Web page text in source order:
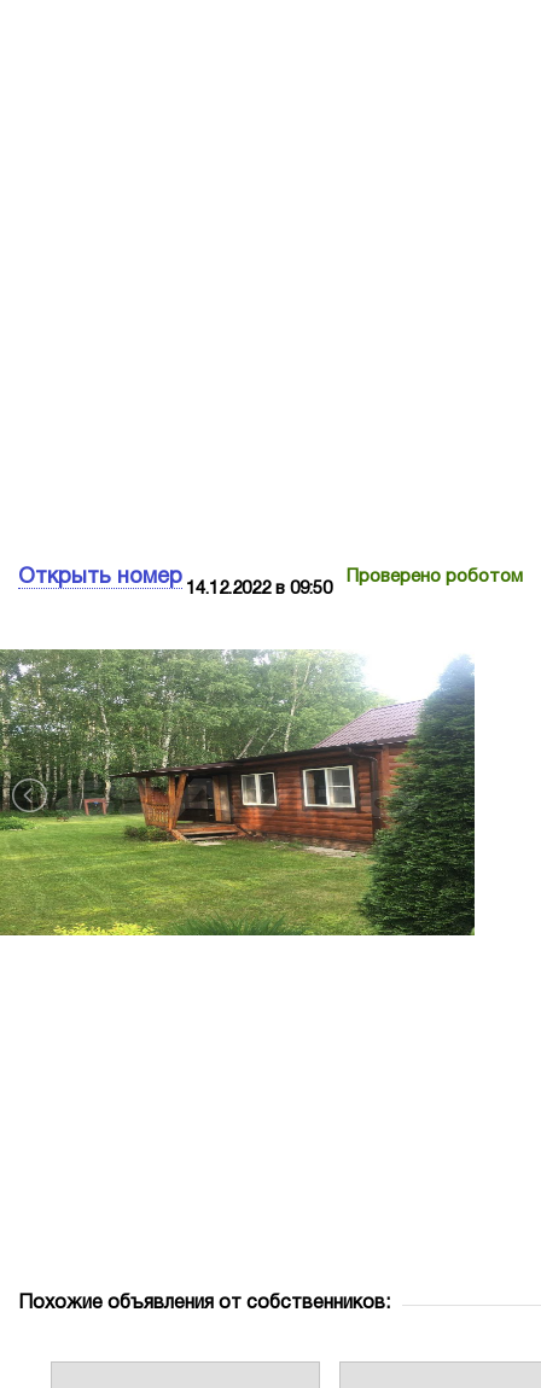
Открыть номер Проверено роботом
14.12.2022 в 09:50
Похожие объявления от собственников: